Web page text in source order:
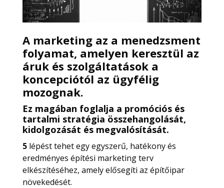
A marketing az a menedzsment
folyamat, amelyen keresztül az
áruk és szolgáltatások a
koncepciótól az ügyfélig
mozognak.
Ez magában foglalja a promóciós és
tartalmi stratégia összehangolását,
kidolgozását és megvalósítását.
5lépést tehet egy egyszerű, hatékony és
eredményes építési marketing terv
elkészítéséhez, amely elősegíti az építőipar
növekedését.